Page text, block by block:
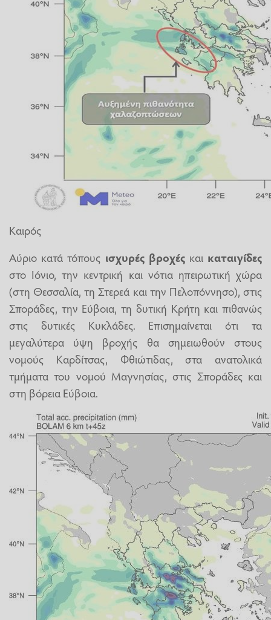
Καιρός
Αύριο κατά τόπους ισχυρές βροχέςκαι καταιγίδες
στο Ιόνιο, την κεντρική και νότια ηπειρωτική χώρα
(στη Θεσσαλία, τη Στερεά και την Πελοπόννησο), στις
Σποράδες, την Εύβοια, τη δυτική Κρήτη και πιθανώς
στις δυτικές Κυκλάδες. Επισημαίνεται ότι τα
μεγαλύτερα ύψη βροχής θα σημειωθούν στους
νομούς Καρδίτσας, Φθιώτιδας, στα ανατολικά
τμήματα του νομού Μαγνησίας, στις Σποράδες και
στη βόρεια Εύβοια.